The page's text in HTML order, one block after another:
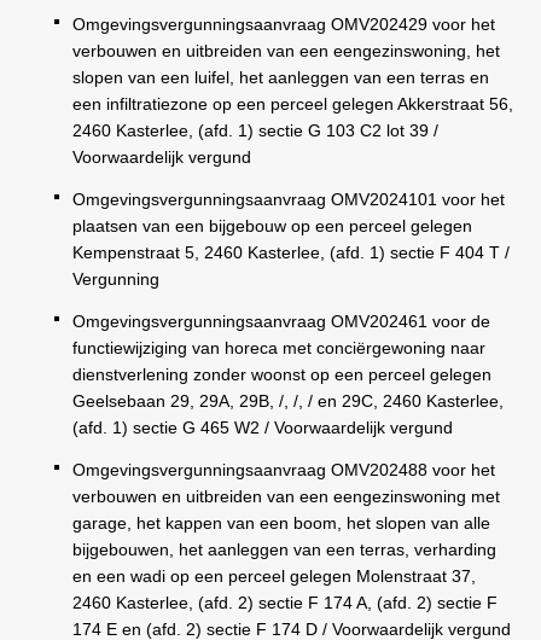
Omgevingsvergunningsaanvraag OMV202429 voor het
verbouwen en uitbreiden van een eengezinswoning, het
slopen van een luifel, het aanleggen van een terras en
een infiltratiezone op een perceel gelegen Akkerstraat 56,
2460 Kasterlee, (afd. 1) sectie G 103 C2 lot 39 /
Voorwaardelijk vergund
Omgevingsvergunningsaanvraag OMV2024101 voor het
plaatsen van een bijgebouw op een perceel gelegen
Kempenstraat 5, 2460 Kasterlee, (afd. 1) sectie F 404 T /
Vergunning
Omgevingsvergunningsaanvraag OMV202461 voor de
functiewijziging van horeca met conciërgewoning naar
dienstverlening zonder woonst op een perceel gelegen
Geelsebaan 29, 29A, 29B, /, /, / en 29C, 2460 Kasterlee,
(afd. 1) sectie G 465 W2 / Voorwaardelijk vergund
Omgevingsvergunningsaanvraag OMV202488 voor het
verbouwen en uitbreiden van een eengezinswoning met
garage, het kappen van een boom, het slopen van alle
bijgebouwen, het aanleggen van een terras, verharding
en een wadi op een perceel gelegen Molenstraat 37,
2460 Kasterlee, (afd. 2) sectie F 174 A, (afd. 2) sectie F
174 E en (afd. 2) sectie F 174 D / Voorwaardelijk vergund